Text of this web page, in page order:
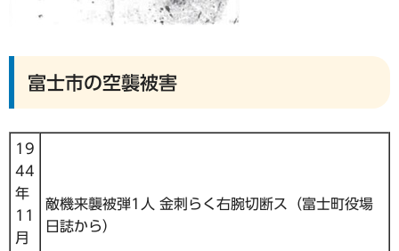
富士市の空襲被害
19
44
年
11
月
敵機来襲被弾1人 金刺らく右腕切断ス（富士町役場
日誌から）